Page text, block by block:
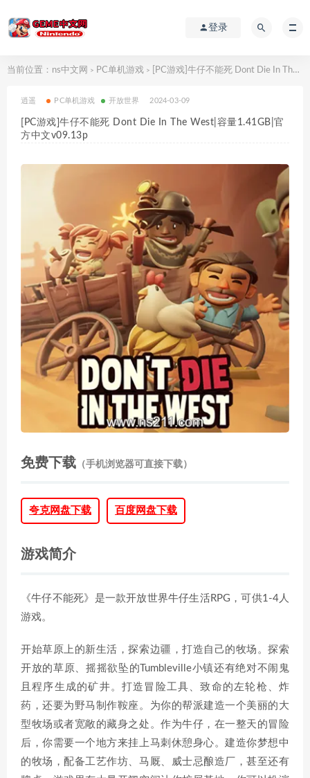
登录
当前位置： ns中文网 > PC单机游戏 > [PC游戏]牛仔不能死 Dont Die In The West|容量1.41GB|官方中文v09.13p
逍遥 PC单机游戏 开放世界 2024-03-09
[PC游戏]牛仔不能死 Dont Die In The West|容量1.41GB|官
方中文v09.13p
免费下载 （手机浏览器可直接下载）
夸克网盘下载 百度网盘下载
游戏简介
《牛仔不能死》是一款开放世界牛仔生活RPG，可供1-4人
游戏。
开始草原上的新生活，探索边疆，打造自己的牧场。探索
开放的草原、摇摇欲坠的Tumbleville小镇还有绝对不闹鬼
且程序生成的矿井。打造冒险工具、致命的左轮枪、炸
药，还要为野马制作鞍座。为你的帮派建造一个美丽的大
型牧场或者宽敞的藏身之处。作为牛仔，在一整天的冒险
后，你需要一个地方来挂上马刺休憩身心。建造你梦想中
的牧场，配备工艺作坊、马厩、威士忌酿造厂，甚至还有